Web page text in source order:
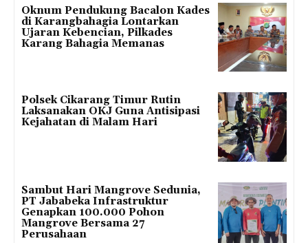
Oknum Pendukung Bacalon Kades
di Karangbahagia Lontarkan
Ujaran Kebencian, Pilkades
Karang Bahagia Memanas
Polsek Cikarang Timur Rutin
Laksanakan OKJ Guna Antisipasi
Kejahatan di Malam Hari
Sambut Hari Mangrove Sedunia,
PT Jababeka Infrastruktur
Genapkan 100.000 Pohon
Mangrove Bersama 27
Perusahaan